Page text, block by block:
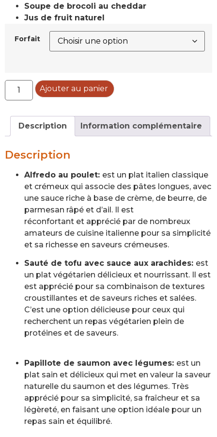
Soupe de brocoli au cheddar
Jus de fruit naturel
Forfait
Ajouter au panier
Description Information complémentaire
Description
Alfredo au poulet: est un plat italien classique
et crémeux qui associe des pâtes longues, avec
une sauce riche à base de crème, de beurre, de
parmesan râpé et d’ail. Il est
réconfortant et apprécié par de nombreux
amateurs de cuisine italienne pour sa simplicité
et sa richesse en saveurs crémeuses.
Sauté de tofu avec sauce aux arachides: est
un plat végétarien délicieux et nourrissant. Il est
est apprécié pour sa combinaison de textures
croustillantes et de saveurs riches et salées.
C’est une option délicieuse pour ceux qui
recherchent un repas végétarien plein de
protéines et de saveurs.
Papillote de saumon avec légumes: est un
plat sain et délicieux qui met en valeur la saveur
naturelle du saumon et des légumes. Très
apprécié pour sa simplicité, sa fraîcheur et sa
légèreté, en faisant une option idéale pour un
repas sain et équilibré.